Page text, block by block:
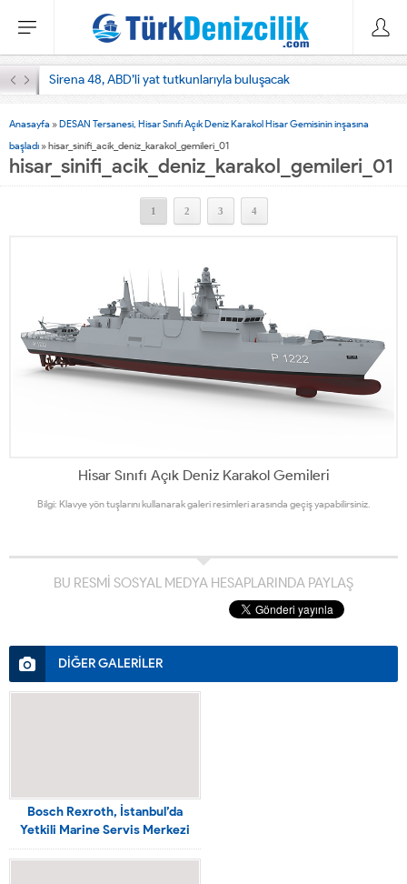
Sirena 48, ABD’li yat tutkunlarıyla buluşacak
Anasayfa »DESAN Tersanesi, Hisar Sınıfı Açık Deniz Karakol Hisar Gemisinin inşasına
başladı »hisar_sinifi_acik_deniz_karakol_gemileri_01
hisar_sinifi_acik_deniz_karakol_gemileri_01
1 2 3 4
Hisar Sınıfı Açık Deniz Karakol Gemileri
Bilgi: Klavye yön tuşlarını kullanarak galeri resimleri arasında geçiş yapabilirsiniz.
BU RESMİ SOSYAL MEDYA HESAPLARINDA PAYLAŞ
DİĞER GALERİLER
Bosch Rexroth, İstanbul’da
Yetkili Marine Servis Merkezi
açtı